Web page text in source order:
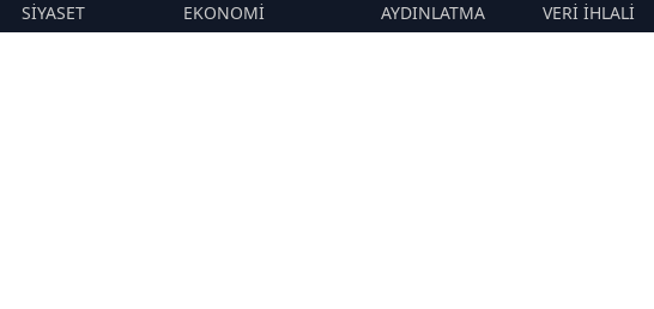
SİYASET
EKONOMİ
AYDINLATMA
VERİ İHLALİ